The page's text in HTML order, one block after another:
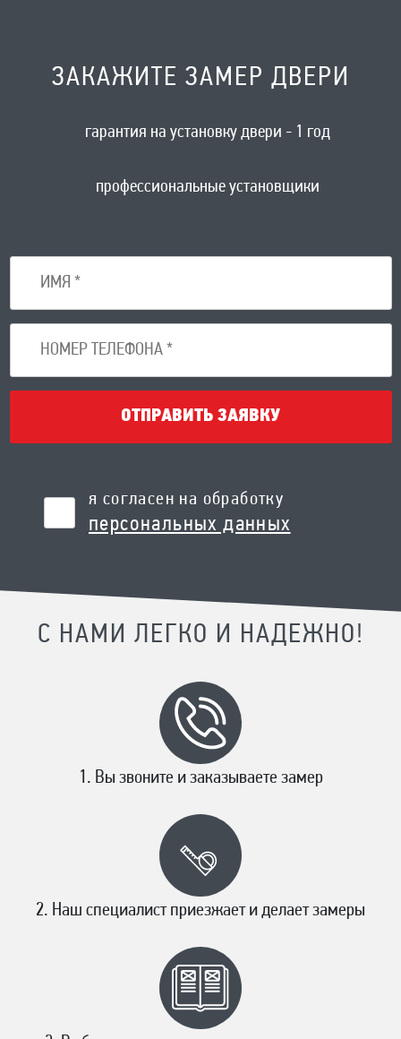
ЗАКАЖИТЕ ЗАМЕР ДВЕРИ
гарантия на установку двери - 1 год
профессиональные установщики
ОТПРАВИТЬ ЗАЯВКУ
я согласен на обработку
персональных данных
С НАМИ ЛЕГКО И НАДЕЖНО!
Вы звоните и заказываете замер
Наш специалист приезжает и делает замеры